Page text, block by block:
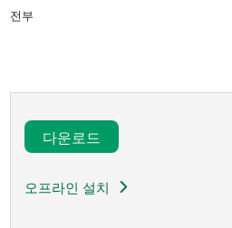
전부
다운로드​
오프라인 설치